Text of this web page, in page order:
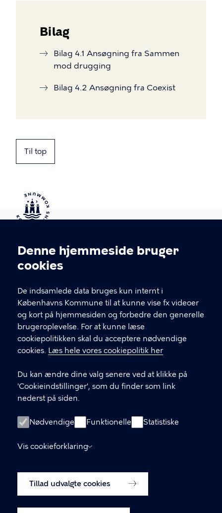
Cookieindstillinger
Denne hjemmeside bruger
cookies
De indsamlede data bruges kun internt i
Københavns Kommune til at kunne vise fx videoer
og kort på hjemmesiden og forbedre den generelle
brugeroplevelse. For at kunne læse
cookiepolitikken skal du acceptere nødvendige
cookies. Læs hele vores cookiepolitik her
Du kan ændre dine valg senere ved at klikke på
'Cookieindstillinger', som du finder som link
nederst på siden.
Nødvendige Funktionelle Statistiske
Vis cookieforklaring
Tillad udvalgte cookies
Bilag
Bilag 4.1 Ansøgning fra Sammen
mod drugging
Bilag 4.2 Ansøgning fra Coexist
Til top
Kontakt Københavns Kommune
T
fFind andre kontakter her
CVR-nummer64942212
GENVEJE
Digital Post
Databeskyttelse
Tilgængelighedserklæring
Om hjemmesiden
Cookiepolitik